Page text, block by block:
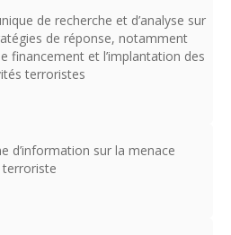
de recherche et d’analyse sur
de réponse, notamment
financement et l’implantation des
terroristes
d’information sur la menace
terroriste